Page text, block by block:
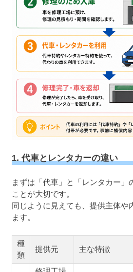
1. 代車とレンタカーの違い
まずは「代車」と「レンタカー」
ことが大切です。
同じように見えても、提供主体や
ます。
種
類
提供元 主な特徴